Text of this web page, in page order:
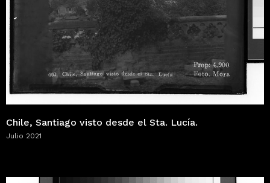
Chile, Santiago visto desde el Sta. Lucía.
Julio 2021